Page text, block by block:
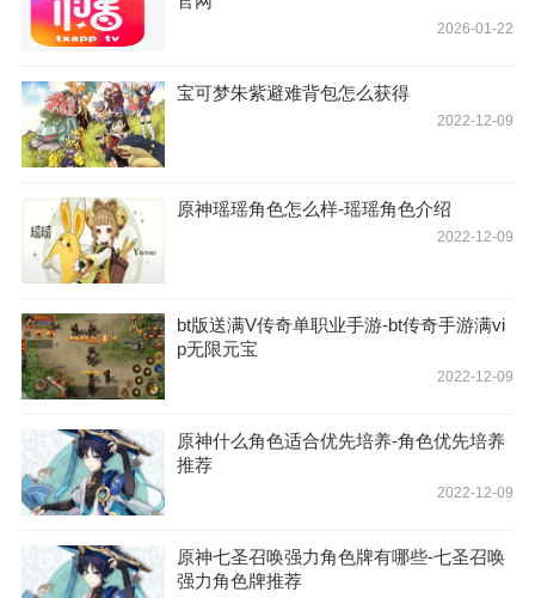
2026-01-22
宝可梦朱紫避难背包怎么获得
2022-12-09
原神瑶瑶角色怎么样-瑶瑶角色介绍
2022-12-09
bt版送满V传奇单职业手游-bt传奇手游满vi
p无限元宝
2022-12-09
原神什么角色适合优先培养-角色优先培养
推荐
2022-12-09
原神七圣召唤强力角色牌有哪些-七圣召唤
强力角色牌推荐